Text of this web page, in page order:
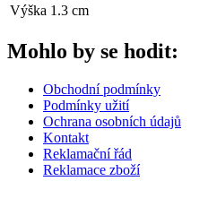
Výška 1.3 cm
Mohlo by se hodit:
Obchodní podmínky
Podmínky užití
Ochrana osobních údajů
Kontakt
Reklamační řád
Reklamace zboží